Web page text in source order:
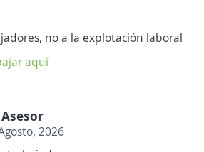
no a la explotación laboral
aquí
2026